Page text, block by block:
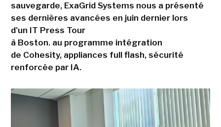
sauvegarde, ExaGrid Systems nous a présenté
ses dernières avancées en juin dernier lors
d'un IT Press Tour
à Boston. au programme intégration
de Cohesity, appliances full flash, sécurité
renforcée par IA.